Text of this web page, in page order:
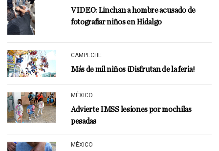
VIDEO: Linchan a hombre acusado de
fotografiar niños en Hidalgo
CAMPECHE
Más de mil niños ¡Disfrutan de la feria!
MÉXICO
Advierte IMSS lesiones por mochilas
pesadas
MÉXICO